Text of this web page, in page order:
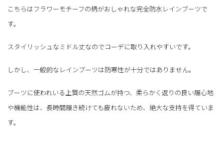
こちらはフラワーモチーフの柄がおしゃれな完全防水レインブーツで
す。
スタイリッシュなミドル丈なのでコーデに取り入れやすいです。
しかし、一般的なレインブーツは防寒性が十分ではありません。
ブーツに使われいる上質の天然ゴムが持つ、柔らかく返りの良い履心地
や機能性は、長時間履き続けても疲れないため、絶大な支持を得ていま
す。